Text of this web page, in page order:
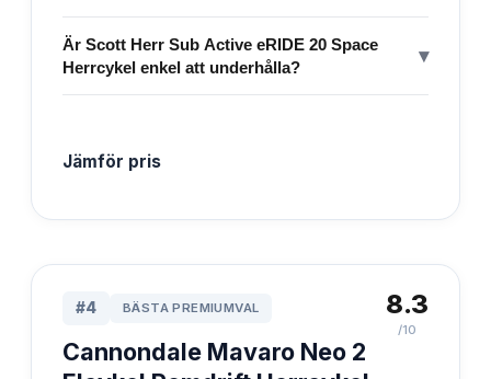
Är Scott Herr Sub Active eRIDE 20 Space
Herrcykel enkel att underhålla?
▾
Jämför pris
#4 BÄSTA PREMIUMVAL
Cannondale Mavaro Neo 2
8.3
/10